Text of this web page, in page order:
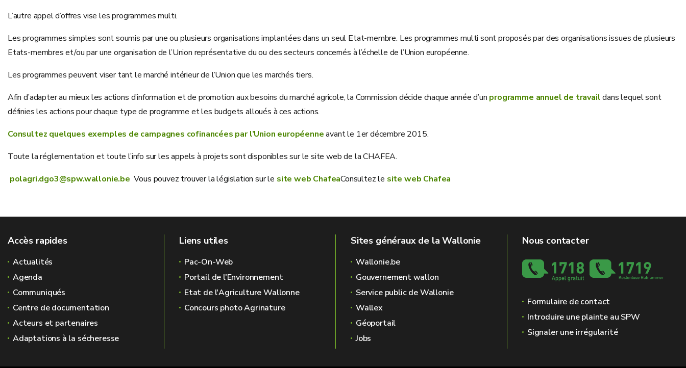
L’autre appel d’offres vise les programmes multi.
Les programmes simples sont soumis par une ou plusieurs organisations implantées dans un seul Etat-membre. Les programmes multi sont proposés par des organisations issues de plusieurs
Etats-membres et/ou par une organisation de l’Union représentative du ou des secteurs concernés à l’échelle de l’Union européenne.
Les programmes peuvent viser tant le marché intérieur de l’Union que les marchés tiers.
Afin d’adapter au mieux les actions d’information et de promotion aux besoins du marché agricole, la Commission décide chaque année d’un programme annuel de travaildans lequel sont
définies les actions pour chaque type de programme et les budgets alloués à ces actions.
Consultez quelques exemples de campagnes cofinancées par l’Union européenneavant le 1er décembre 2015.
Toute la réglementation et toute l’info sur les appels à projets sont disponibles sur le site web de la CHAFEA.
polagri.dgo3@spw.wallonie.beVous pouvez trouver la législation sur le site web ChafeaConsultez le site web Chafea
Accès rapides
Actualités
Agenda
Communiqués
Centre de documentation
Acteurs et partenaires
Adaptations à la sécheresse
Liens utiles
Pac-On-Web
Portail de l'Environnement
Etat de l'Agriculture Wallonne
Concours photo Agrinature
Sites généraux de la Wallonie
Wallonie.be
Gouvernement wallon
Service public de Wallonie
Wallex
Géoportail
Jobs
Nous contacter
Formulaire de contact
Introduire une plainte au SPW
Signaler une irrégularité